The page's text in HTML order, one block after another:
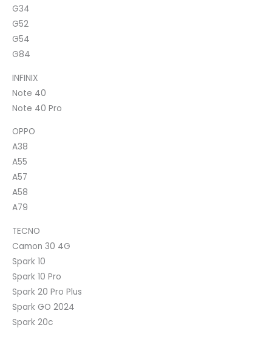
G34
G52
G54
G84
INFINIX
Note 40
Note 40 Pro
OPPO
A38
A55
A57
A58
A79
TECNO
Camon 30 4G
Spark 10
Spark 10 Pro
Spark 20 Pro Plus
Spark GO 2024
Spark 20c